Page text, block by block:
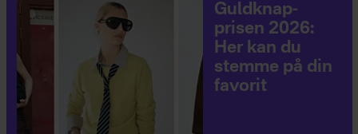
Guldknap-
prisen 2026:
Her kan du
stemme på din
favorit